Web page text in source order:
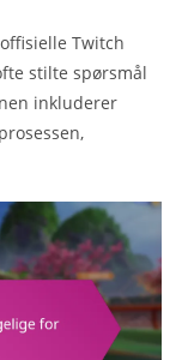
Twitch
stilte spørsmål
inkluderer